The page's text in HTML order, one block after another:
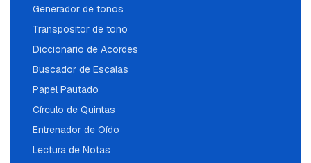
Generador de tonos
Transpositor de tono
Diccionario de Acordes
Buscador de Escalas
Papel Pautado
Círculo de Quintas
Entrenador de Oído
Lectura de Notas